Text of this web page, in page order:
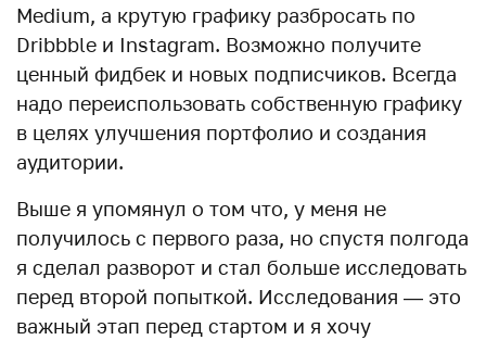
Medium, а крутую графику разбросать по
Dribbble и Instagram. Возможно получите
ценный фидбек и новых подписчиков. Всегда
надо переиспользовать собственную графику
в целях улучшения портфолио и создания
аудитории.
Выше я упомянул о том что, у меня не
получилось с первого раза, но спустя полгода
я сделал разворот и стал больше исследовать
перед второй попыткой. Исследования — это
важный этап перед стартом и я хочу